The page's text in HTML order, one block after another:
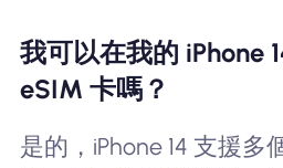
我可以在我的 iPhone
eSIM 卡嗎？
是的，iPhone 14 支援多